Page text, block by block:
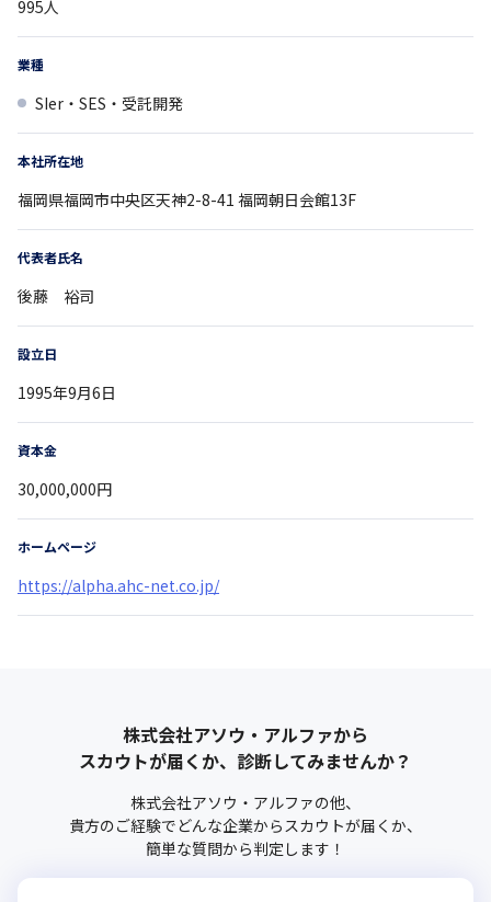
995人
業種
SIer・SES・受託開発
本社所在地
福岡県福岡市中央区天神2-8-41 福岡朝日会館13F
代表者氏名
後藤 裕司
設立日
1995年9月6日
資本金
30,000,000円
ホームページ
https://alpha.ahc-net.co.jp/
株式会社アソウ・アルファから
スカウトが届くか、診断してみませんか？
株式会社アソウ・アルファの他、
貴方のご経験でどんな企業からスカウトが届くか、
簡単な質問から判定します！